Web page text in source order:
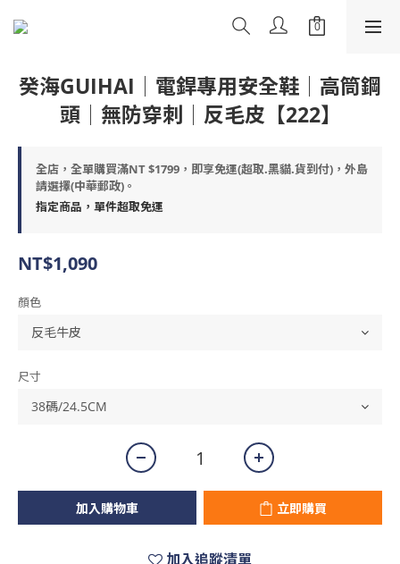
癸海GUIHAI│電銲專用安全鞋│高筒鋼
頭│無防穿刺│反毛皮【222】
全店，全單購買滿NT $1799，即享免運(超取.黑貓.貨到付)，外島
請選擇(中華郵政)。
指定商品，單件超取免運
NT$1,090
顏色
尺寸
加入購物車 立即購買
加入追蹤清單